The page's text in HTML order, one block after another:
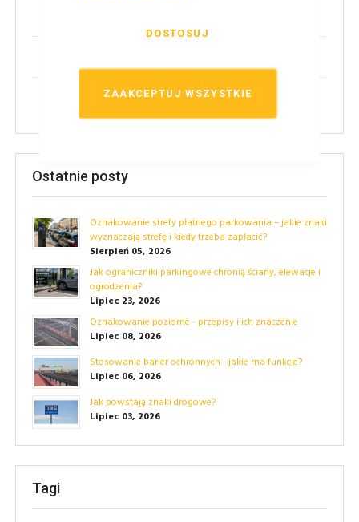
ZAAKCEPTUJ WSZYSTKIE
DOSTOSUJ
Ostatnie posty
Oznakowanie strefy płatnego parkowania – jakie znaki
wyznaczają strefę i kiedy trzeba zapłacić?
Sierpień 05, 2026
Jak ograniczniki parkingowe chronią ściany, elewacje i
ogrodzenia?
Lipiec 23, 2026
Oznakowanie poziome - przepisy i ich znaczenie
Lipiec 08, 2026
Stosowanie barier ochronnych - jakie ma funkcje?
Lipiec 06, 2026
Jak powstają znaki drogowe?
Lipiec 03, 2026
Tagi